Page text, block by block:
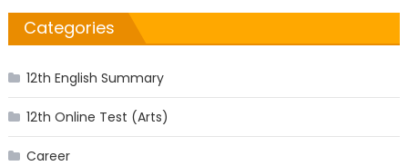
Categories
12th English Summary
12th Online Test (Arts)
Career